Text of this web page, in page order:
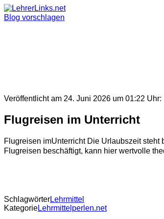
Skip
to
Blog vorschlagen
Veröffentlicht am 24. Juni 2026 um 01:22 Uhr:
Flugreisen im Unterricht
Flugreisen imUnterricht Die Urlaubszeit steht
Flugreisen beschäftigt, kann hier wertvolle
SchlagwörterLehrmittel
KategorieLehrmittelperlen.net